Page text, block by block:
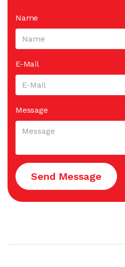
Name
E-Mail
Message
Send Message